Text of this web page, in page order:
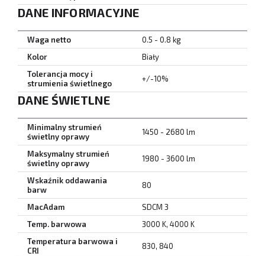
DANE INFORMACYJNE
Waga netto
0.5 - 0.8 kg
Kolor
Biały
Tolerancja mocy i
strumienia świetlnego
+/-10%
DANE ŚWIETLNE
Minimalny strumień
świetlny oprawy
1450 - 2680 lm
Maksymalny strumień
świetlny oprawy
1980 - 3600 lm
Wskaźnik oddawania
barw
80
MacAdam
SDCM 3
Temp. barwowa
3000 K, 4000 K
Temperatura barwowa i
CRI
830, 840